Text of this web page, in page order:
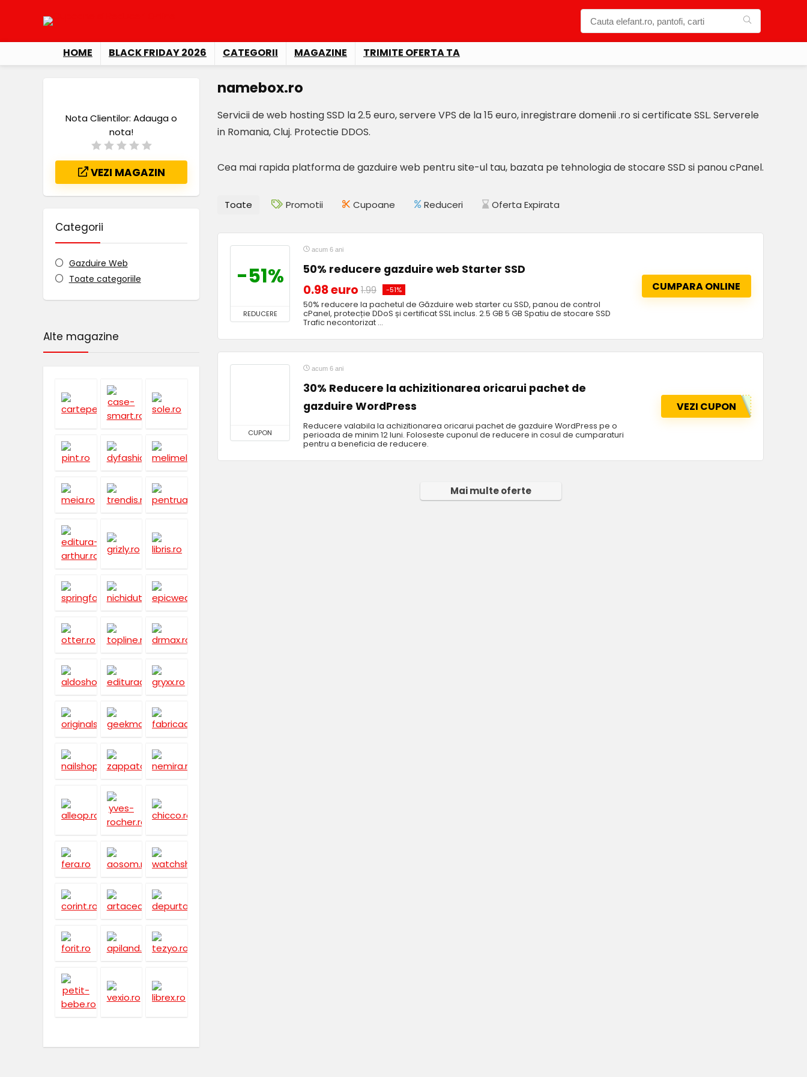
HOME BLACK FRIDAY 2026 CATEGORII MAGAZINE TRIMITE OFERTA TA
namebox.ro
Servicii de web hosting SSD la 2.5 euro, servere VPS de la 15 euro, inregistrare domenii .ro si certificate SSL. Serverele
in Romania, Cluj. Protectie DDOS.
Cea mai rapida platforma de gazduire web pentru site-ul tau, bazata pe tehnologia de stocare SSD si panou cPanel.
Nota Clientilor: Adauga o
nota!
VEZI MAGAZIN
Categorii
Gazduire Web
Toate categoriile
Toate Promotii Cupoane Reduceri Oferta Expirata
-51%
REDUCERE
acum 6 ani
50% reducere gazduire web Starter SSD
0.98 euro 1.99 -51%
50% reducere la pachetul de Găzduire web starter cu SSD, panou de control
cPanel, protecție DDoS și certificat SSL inclus. 2.5 GB 5 GB Spatiu de stocare SSD
Trafic necontorizat ...
CUMPARA ONLINE
CUPON
acum 6 ani
30% Reducere la achizitionarea oricarui pachet de
gazduire WordPress
Reducere valabila la achizitionarea oricarui pachet de gazduire WordPress pe o
perioada de minim 12 luni. Foloseste cuponul de reducere in cosul de cumparaturi
pentru a beneficia de reducere.
VEZI CUPON
Mai multe oferte
Alte magazine